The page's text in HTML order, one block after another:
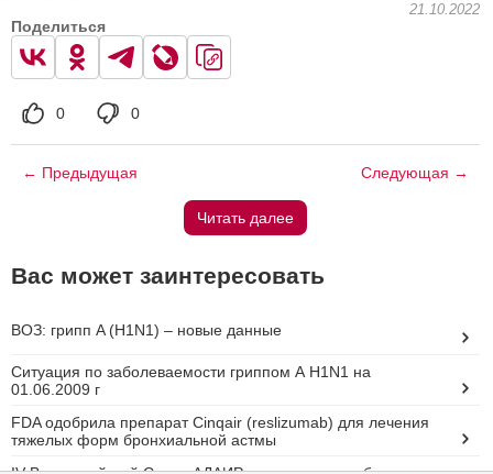
21.10.2022
Поделиться
0 0
← Предыдущая Следующая →
Читать далее
Вас может заинтересовать
ВОЗ: грипп A (H1N1) – новые данные
Ситуация по заболеваемости гриппом А H1N1 на
01.06.2009 г
FDA одобрила препарат Cinqair (reslizumab) для лечения
тяжелых форм бронхиальной астмы